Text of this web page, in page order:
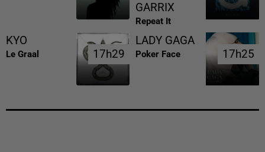
GARRIX
Repeat It
KYO
Le Graal 17h29
17h29
LADY GAGA
Poker Face 17h25
17h25